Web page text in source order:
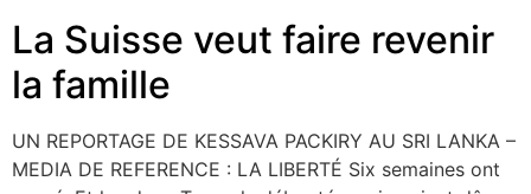
La Suisse veut faire revenir
la famille
UN REPORTAGE DE KESSAVA PACKIRY AU SRI LANKA –
MEDIA DE REFERENCE : LA LIBERTÉ Six semaines ont